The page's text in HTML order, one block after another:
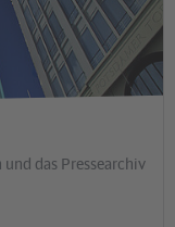
das Pressearchiv